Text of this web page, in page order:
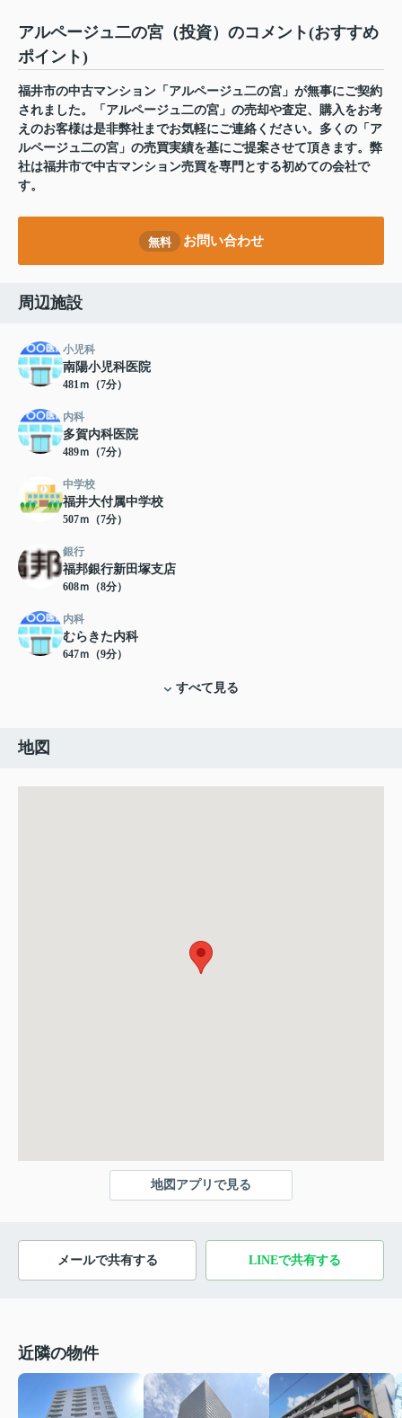
アルページュ二の宮（投資）のコメント(おすすめ
ポイント)
福井市の中古マンション「アルページュ二の宮」が無事にご契約
されました。「アルページュ二の宮」の売却や査定、購入をお考
えのお客様は是非弊社までお気軽にご連絡ください。多くの「ア
ルページュ二の宮」の売買実績を基にご提案させて頂きます。弊
社は福井市で中古マンション売買を専門とする初めての会社で
す。
無料 お問い合わせ
周辺施設
小児科
南陽小児科医院
481ｍ（7分）
内科
多賀内科医院
489ｍ（7分）
中学校
福井大付属中学校
507ｍ（7分）
銀行
福邦銀行新田塚支店
608ｍ（8分）
内科
むらきた内科
647ｍ（9分）
すべて見る
地図
地図アプリで見る
メールで共有する LINEで共有する
近隣の物件